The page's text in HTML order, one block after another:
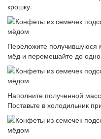
крошку.
Переложите получившуюся
мёд и перемешайте до
Наполните полученной
Поставьте в холодильник